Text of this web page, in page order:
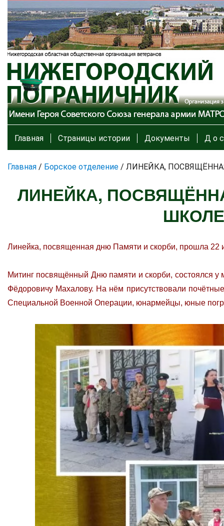
Главная Страницы истории Документы Д о с
Главная / Борское отделение / ЛИНЕЙКА,
ЛИНЕЙКА,
Линейка, посвященная дню Памяти и скорби, прошла
Митинг посвящённый Дню памяти и скорби, состоялся
Фёдоровичу Махалову. На нём присутствовали
Специальной Военной Операции, юнармейцы, юные